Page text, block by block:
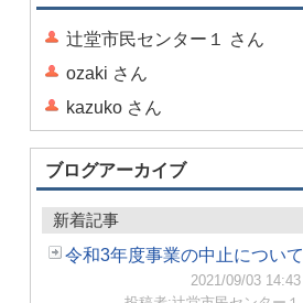
辻堂市民センター１ さん
ozaki さん
kazuko さん
ブログアーカイブ
新着記事
令和3年度事業の中止について
2021/09/03 14:43